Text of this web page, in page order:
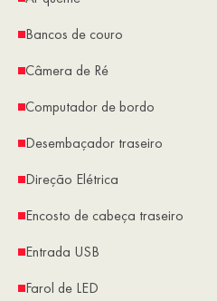
Bancos de couro
Câmera de Ré
Computador de bordo
Desembaçador traseiro
Direção Elétrica
Encosto de cabeça traseiro
Entrada USB
Farol de LED